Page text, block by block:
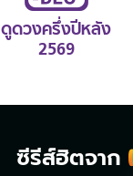
ดูดวงครึ่งปีหลัง
2569
ซีรีส์ฮิตจาก